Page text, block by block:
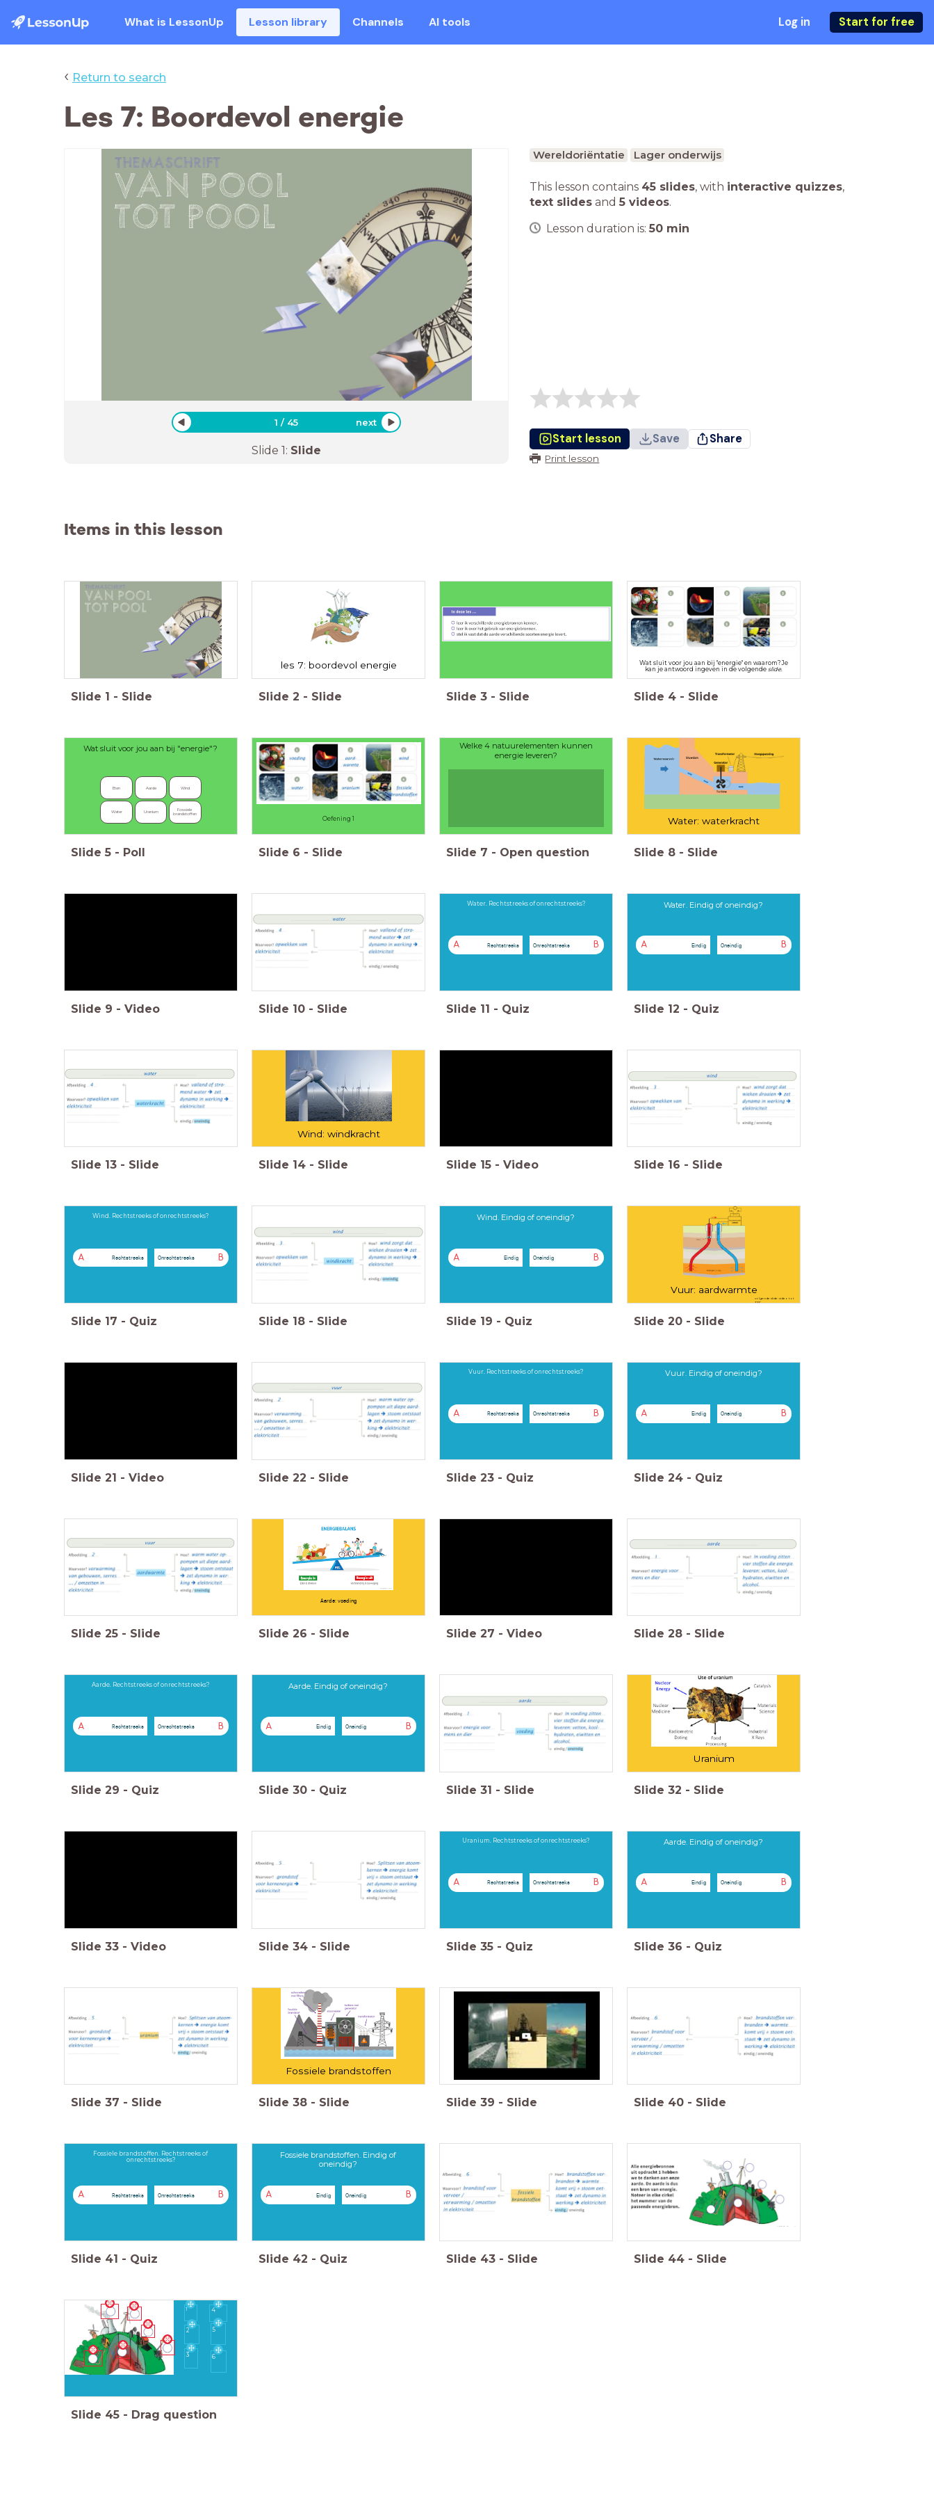
What is LessonUp Lesson library Channels AI tools Log in Start for free
‹ Return to search
Les 7: Boordevol energie
1 / 45 next
Slide 1: Slide
Wereldoriëntatie Lager onderwijs
This lesson contains 45 slides, with interactive quizzes,
text slides and 5 videos.
Lesson duration is: 50 min
Start lesson Save Share
Print lesson
Items in this lesson
Slide 1 - Slide
les 7: boordevol energie
Slide 2 - Slide Slide 3 - Slide
Wat sluit voor jou aan bij "energie" en waarom? Je
kan je antwoord ingeven in de volgende slide.
Slide 4 - Slide
Wat sluit voor jou aan bij "energie"?
Eten Aarde Wind
Water Uranium
Fossiele
brandstoffen
Slide 5 - Poll
Oefening 1
Slide 6 - Slide
Welke 4 natuurelementen kunnen
energie leveren?
Slide 7 - Open question
Water: waterkracht
Slide 8 - Slide
Slide 9 - Video Slide 10 - Slide
Water. Rechtstreeks of onrechtstreeks?
A Rechtstreeks B
Onrechtstreeks
Slide 11 - Quiz
Water. Eindig of oneindig?
A Eindig B
Oneindig
Slide 12 - Quiz
Slide 13 - Slide
Wind: windkracht
Slide 14 - Slide Slide 15 - Video Slide 16 - Slide
Wind. Rechtstreeks of onrechtstreeks?
A Rechtstreeks B
Onrechtstreeks
Slide 17 - Quiz Slide 18 - Slide
Wind. Eindig of oneindig?
A Eindig B
Oneindig
Slide 19 - Quiz
Vuur: aardwarmte
volgende slide: video tot
3'33''
Slide 20 - Slide
Slide 21 - Video Slide 22 - Slide
Vuur. Rechtstreeks of onrechtstreeks?
A Rechtstreeks B
Onrechtstreeks
Slide 23 - Quiz
Vuur. Eindig of oneindig?
A Eindig B
Oneindig
Slide 24 - Quiz
Slide 25 - Slide
Aarde: voeding
Slide 26 - Slide Slide 27 - Video Slide 28 - Slide
Aarde. Rechtstreeks of onrechtstreeks?
A Rechtstreeks B
Onrechtstreeks
Slide 29 - Quiz
Aarde. Eindig of oneindig?
A Eindig B
Oneindig
Slide 30 - Quiz Slide 31 - Slide
Uranium
Slide 32 - Slide
Slide 33 - Video Slide 34 - Slide
Uranium. Rechtstreeks of onrechtstreeks?
A Rechtstreeks B
Onrechtstreeks
Slide 35 - Quiz
Aarde. Eindig of oneindig?
A Eindig B
Oneindig
Slide 36 - Quiz
Slide 37 - Slide
Fossiele brandstoffen
Slide 38 - Slide Slide 39 - Slide Slide 40 - Slide
Fossiele brandstoffen. Rechtstreeks of
onrechtstreeks?
A Rechtstreeks B
Onrechtstreeks
Slide 41 - Quiz
Fossiele brandstoffen. Eindig of
oneindig?
A Eindig B
Oneindig
Slide 42 - Quiz Slide 43 - Slide Slide 44 - Slide
1
2
3
4
5
6
Slide 45 - Drag question